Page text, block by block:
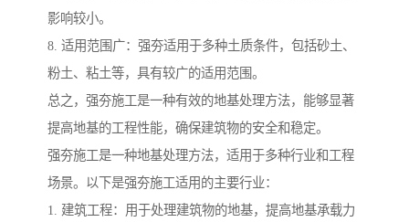
影响较小。
8. 适用范围广：强夯适用于多种土质条件，包括砂土、
粉土、粘土等，具有较广的适用范围。
总之，强夯施工是一种有效的地基处理方法，能够显著
提高地基的工程性能，确保建筑物的安全和稳定。
强夯施工是一种地基处理方法，适用于多种行业和工程
场景。以下是强夯施工适用的主要行业：
1. 建筑工程：用于处理建筑物的地基，提高地基承载力